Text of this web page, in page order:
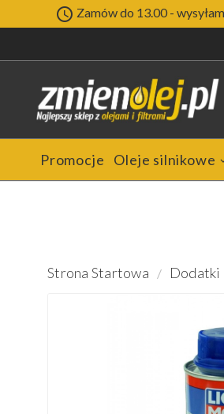
 Zamów do 13.00 -
Promocje Oleje silnikowe
Strona Startowa Dodatki